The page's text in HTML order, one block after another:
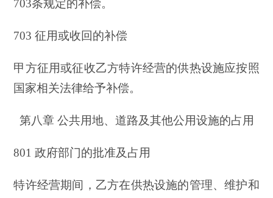
703条规定的补偿。
703 征用或收回的补偿
甲方征用或征收乙方特许经营的供热设施应按照
国家相关法律给予补偿。
第八章 公共用地、道路及其他公用设施的占用
801 政府部门的批准及占用
特许经营期间，乙方在供热设施的管理、维护和